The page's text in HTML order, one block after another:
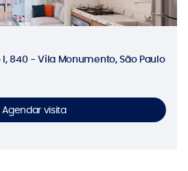
840 - Vila Monumento, São Paulo
Agendar visita